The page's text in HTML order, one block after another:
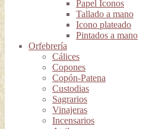
Papel Iconos
Tallado a mano
Icono plateado
Pintados a mano
Orfebrería
Cálices
Copones
Copón-Patena
Custodias
Sagrarios
Vinajeras
Incensarios